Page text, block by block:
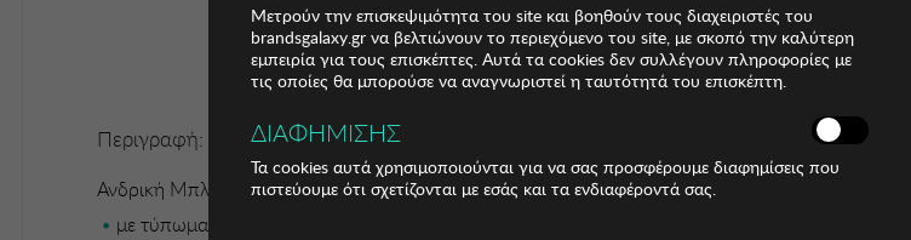
Περιγραφή:
Ανδρική Μπλούζα BISTON
με τύπωμα κασέτα
Μετρούν την επισκεψιμότητα του site και βοηθούν τους διαχειριστές του
brandsgalaxy.gr να βελτιώνουν το περιεχόμενο του site, με σκοπό την καλύτερη
εμπειρία για τους επισκέπτες. Αυτά τα cookies δεν συλλέγουν πληροφορίες με
τις οποίες θα μπορούσε να αναγνωριστεί η ταυτότητά του επισκέπτη.
ΔΙΑΦΗΜΙΣΗΣ
Τα cookies αυτά χρησιμοποιούνται για να σας προσφέρουμε διαφημίσεις που
πιστεύουμε ότι σχετίζονται με εσάς και τα ενδιαφέροντά σας.